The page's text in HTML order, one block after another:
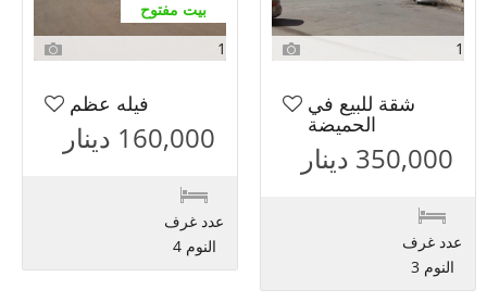
1
شقة للبيع في
الحميضة
350,000 دينار
عدد غرف
النوم 3
بيت مفتوح
1
فيله عظم
160,000 دينار
عدد غرف
النوم 4